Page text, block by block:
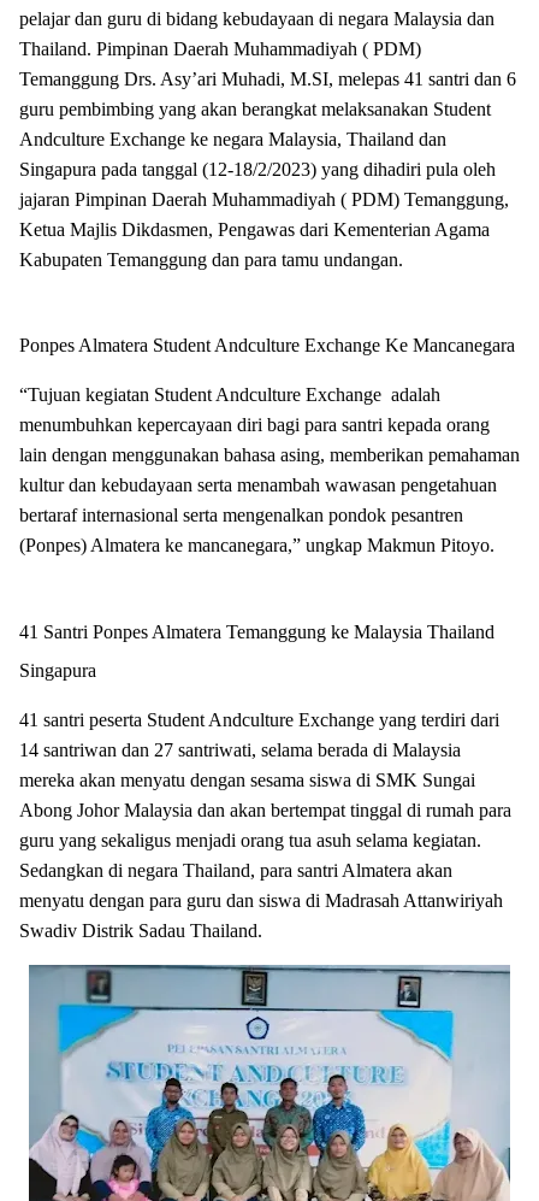
pelajar dan guru di bidang kebudayaan di negara Malaysia dan
Thailand. Pimpinan Daerah Muhammadiyah ( PDM)
Temanggung Drs. Asy’ari Muhadi, M.SI, melepas 41 santri dan 6
guru pembimbing yang akan berangkat melaksanakan Student
Andculture Exchange ke negara Malaysia, Thailand dan
Singapura pada tanggal (12-18/2/2023) yang dihadiri pula oleh
jajaran Pimpinan Daerah Muhammadiyah ( PDM) Temanggung,
Ketua Majlis Dikdasmen, Pengawas dari Kementerian Agama
Kabupaten Temanggung dan para tamu undangan.
Ponpes Almatera Student Andculture Exchange Ke Mancanegara
“Tujuan kegiatan Student Andculture Exchange adalah
menumbuhkan kepercayaan diri bagi para santri kepada orang
lain dengan menggunakan bahasa asing, memberikan pemahaman
kultur dan kebudayaan serta menambah wawasan pengetahuan
bertaraf internasional serta mengenalkan pondok pesantren
(Ponpes) Almatera ke mancanegara,” ungkap Makmun Pitoyo.
41 Santri Ponpes Almatera Temanggung ke Malaysia Thailand
Singapura
41 santri peserta Student Andculture Exchange yang terdiri dari
14 santriwan dan 27 santriwati, selama berada di Malaysia
mereka akan menyatu dengan sesama siswa di SMK Sungai
Abong Johor Malaysia dan akan bertempat tinggal di rumah para
guru yang sekaligus menjadi orang tua asuh selama kegiatan.
Sedangkan di negara Thailand, para santri Almatera akan
menyatu dengan para guru dan siswa di Madrasah Attanwiriyah
Swadiv Distrik Sadau Thailand.